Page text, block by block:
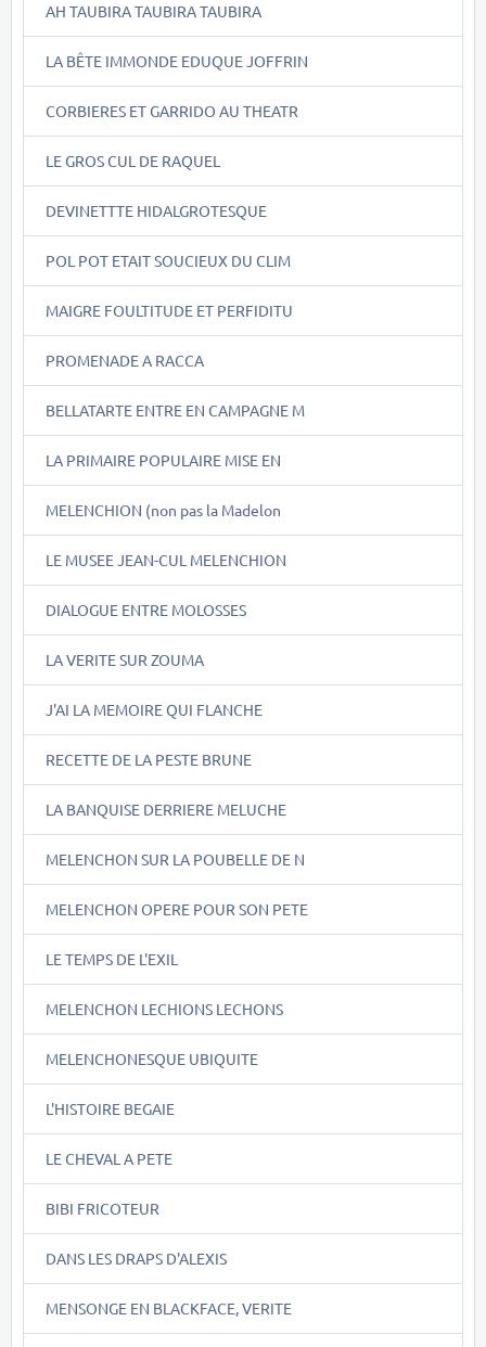
AH TAUBIRA TAUBIRA TAUBIRA
LA BÊTE IMMONDE EDUQUE JOFFRIN
CORBIERES ET GARRIDO AU THEATR
LE GROS CUL DE RAQUEL
DEVINETTTE HIDALGROTESQUE
POL POT ETAIT SOUCIEUX DU CLIM
MAIGRE FOULTITUDE ET PERFIDITU
PROMENADE A RACCA
BELLATARTE ENTRE EN CAMPAGNE M
LA PRIMAIRE POPULAIRE MISE EN
MELENCHION (non pas la Madelon
LE MUSEE JEAN-CUL MELENCHION
DIALOGUE ENTRE MOLOSSES
LA VERITE SUR ZOUMA
J'AI LA MEMOIRE QUI FLANCHE
RECETTE DE LA PESTE BRUNE
LA BANQUISE DERRIERE MELUCHE
MELENCHON SUR LA POUBELLE DE N
MELENCHON OPERE POUR SON PETE
LE TEMPS DE L'EXIL
MELENCHON LECHIONS LECHONS
MELENCHONESQUE UBIQUITE
L'HISTOIRE BEGAIE
LE CHEVAL A PETE
BIBI FRICOTEUR
DANS LES DRAPS D'ALEXIS
MENSONGE EN BLACKFACE, VERITE